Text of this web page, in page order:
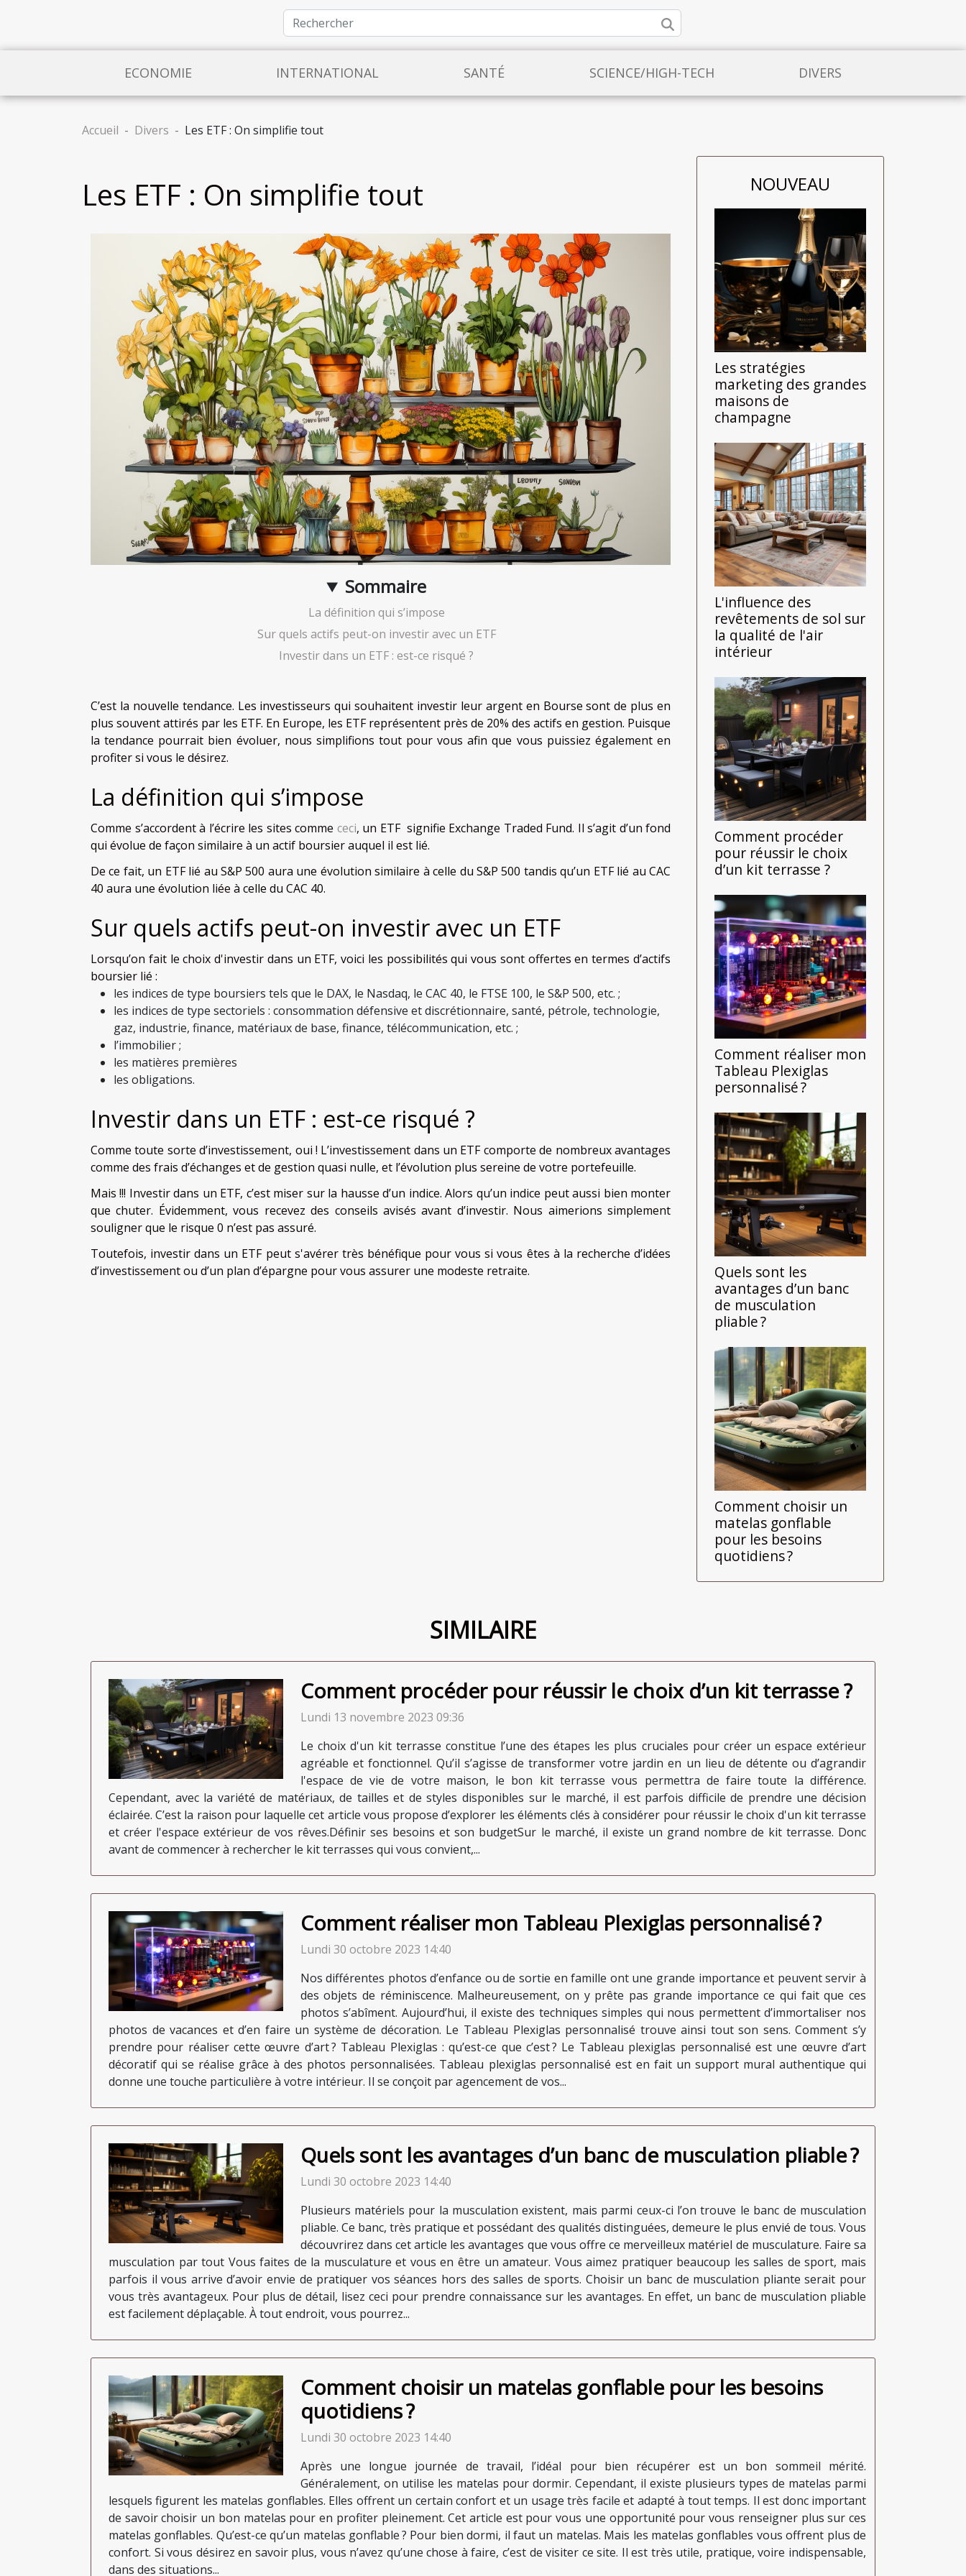
ECONOMIE INTERNATIONAL SANTÉ SCIENCE/HIGH-TECH DIVERS
Accueil Divers Les ETF : On simplifie tout
Les ETF : On simplifie tout
Sommaire
La définition qui s’impose
Sur quels actifs peut-on investir avec un ETF
Investir dans un ETF : est-ce risqué ?
C’est la nouvelle tendance. Les investisseurs qui souhaitent investir leur argent en Bourse sont de plus en
plus souvent attirés par les ETF. En Europe, les ETF représentent près de 20% des actifs en gestion. Puisque
la tendance pourrait bien évoluer, nous simplifions tout pour vous afin que vous puissiez également en
profiter si vous le désirez.
La définition qui s’impose
Comme s’accordent à l’écrire les sites comme ceci, un ETF signifie Exchange Traded Fund. Il s’agit d’un fond
qui évolue de façon similaire à un actif boursier auquel il est lié.
De ce fait, un ETF lié au S&P 500 aura une évolution similaire à celle du S&P 500 tandis qu’un ETF lié au CAC
40 aura une évolution liée à celle du CAC 40.
Sur quels actifs peut-on investir avec un ETF
Lorsqu’on fait le choix d'investir dans un ETF, voici les possibilités qui vous sont offertes en termes d’actifs
boursier lié :
les indices de type boursiers tels que le DAX, le Nasdaq, le CAC 40, le FTSE 100, le S&P 500, etc. ;
les indices de type sectoriels : consommation défensive et discrétionnaire, santé, pétrole, technologie,
gaz, industrie, finance, matériaux de base, finance, télécommunication, etc. ;
l’immobilier ;
les matières premières
les obligations.
Investir dans un ETF : est-ce risqué ?
Comme toute sorte d’investissement, oui ! L’investissement dans un ETF comporte de nombreux avantages
comme des frais d’échanges et de gestion quasi nulle, et l’évolution plus sereine de votre portefeuille.
Mais !!! Investir dans un ETF, c’est miser sur la hausse d’un indice. Alors qu’un indice peut aussi bien monter
que chuter. Évidemment, vous recevez des conseils avisés avant d’investir. Nous aimerions simplement
souligner que le risque 0 n’est pas assuré.
Toutefois, investir dans un ETF peut s'avérer très bénéfique pour vous si vous êtes à la recherche d’idées
d’investissement ou d’un plan d’épargne pour vous assurer une modeste retraite.
NOUVEAU
Les stratégies
marketing des grandes
maisons de
champagne
L'influence des
revêtements de sol sur
la qualité de l'air
intérieur
Comment procéder
pour réussir le choix
d’un kit terrasse ?
Comment réaliser mon
Tableau Plexiglas
personnalisé ?
Quels sont les
avantages d’un banc
de musculation
pliable ?
Comment choisir un
matelas gonflable
pour les besoins
quotidiens ?
SIMILAIRE
Comment procéder pour réussir le choix d’un kit terrasse ?
Lundi 13 novembre 2023 09:36
Le choix d'un kit terrasse constitue l’une des étapes les plus cruciales pour créer un espace extérieur
agréable et fonctionnel. Qu’il s’agisse de transformer votre jardin en un lieu de détente ou d’agrandir
l'espace de vie de votre maison, le bon kit terrasse vous permettra de faire toute la différence.
Cependant, avec la variété de matériaux, de tailles et de styles disponibles sur le marché, il est parfois difficile de prendre une décision
éclairée. C’est la raison pour laquelle cet article vous propose d’explorer les éléments clés à considérer pour réussir le choix d'un kit terrasse
et créer l'espace extérieur de vos rêves.Définir ses besoins et son budgetSur le marché, il existe un grand nombre de kit terrasse. Donc
avant de commencer à rechercher le kit terrasses qui vous convient,...
Comment réaliser mon Tableau Plexiglas personnalisé ?
Lundi 30 octobre 2023 14:40
Nos différentes photos d’enfance ou de sortie en famille ont une grande importance et peuvent servir à
des objets de réminiscence. Malheureusement, on y prête pas grande importance ce qui fait que ces
photos s’abîment. Aujourd’hui, il existe des techniques simples qui nous permettent d’immortaliser nos
photos de vacances et d’en faire un système de décoration. Le Tableau Plexiglas personnalisé trouve ainsi tout son sens. Comment s’y
prendre pour réaliser cette œuvre d’art ? Tableau Plexiglas : qu’est-ce que c’est ? Le Tableau plexiglas personnalisé est une œuvre d’art
décoratif qui se réalise grâce à des photos personnalisées. Tableau plexiglas personnalisé est en fait un support mural authentique qui
donne une touche particulière à votre intérieur. Il se conçoit par agencement de vos...
Quels sont les avantages d’un banc de musculation pliable ?
Lundi 30 octobre 2023 14:40
Plusieurs matériels pour la musculation existent, mais parmi ceux-ci l’on trouve le banc de musculation
pliable. Ce banc, très pratique et possédant des qualités distinguées, demeure le plus envié de tous. Vous
découvrirez dans cet article les avantages que vous offre ce merveilleux matériel de musculature. Faire sa
musculation par tout Vous faites de la musculature et vous en être un amateur. Vous aimez pratiquer beaucoup les salles de sport, mais
parfois il vous arrive d’avoir envie de pratiquer vos séances hors des salles de sports. Choisir un banc de musculation pliante serait pour
vous très avantageux. Pour plus de détail, lisez ceci pour prendre connaissance sur les avantages. En effet, un banc de musculation pliable
est facilement déplaçable. À tout endroit, vous pourrez...
Comment choisir un matelas gonflable pour les besoins
quotidiens ?
Lundi 30 octobre 2023 14:40
Après une longue journée de travail, l’idéal pour bien récupérer est un bon sommeil mérité.
Généralement, on utilise les matelas pour dormir. Cependant, il existe plusieurs types de matelas parmi
lesquels figurent les matelas gonflables. Elles offrent un certain confort et un usage très facile et adapté à tout temps. Il est donc important
de savoir choisir un bon matelas pour en profiter pleinement. Cet article est pour vous une opportunité pour vous renseigner plus sur ces
matelas gonflables. Qu’est-ce qu’un matelas gonflable ? Pour bien dormi, il faut un matelas. Mais les matelas gonflables vous offrent plus de
confort. Si vous désirez en savoir plus, vous n’avez qu’une chose à faire, c’est de visiter ce site. Il est très utile, pratique, voire indispensable,
dans des situations...